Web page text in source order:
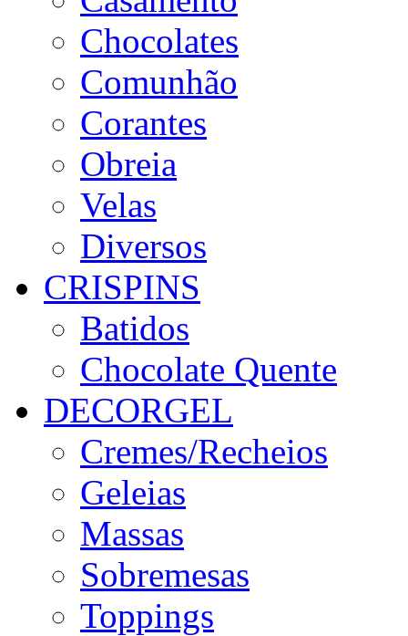
Chocolates
Comunhão
Corantes
Obreia
Velas
Diversos
CRISPINS
Batidos
Chocolate Quente
DECORGEL
Cremes/Recheios
Geleias
Massas
Sobremesas
Toppings